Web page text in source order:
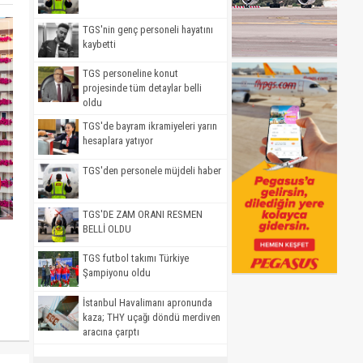
TGS'nin genç personeli hayatını
kaybetti
TGS personeline konut
projesinde tüm detaylar belli
oldu
TGS'de bayram ikramiyeleri yarın
hesaplara yatıyor
TGS'den personele müjdeli haber
TGS'DE ZAM ORANI RESMEN
BELLİ OLDU
TGS futbol takımı Türkiye
Şampiyonu oldu
İstanbul Havalimanı apronunda
kaza; THY uçağı döndü merdiven
aracına çarptı